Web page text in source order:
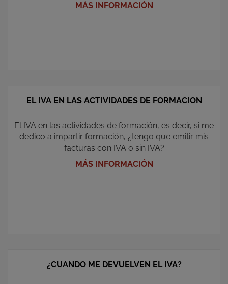
MÁS INFORMACIÓN
EL IVA EN LAS ACTIVIDADES DE FORMACION
El IVA en las actividades de formación, es decir, si me
dedico a impartir formación, ¿tengo que emitir mis
facturas con IVA o sin IVA?
MÁS INFORMACIÓN
¿CUANDO ME DEVUELVEN EL IVA?